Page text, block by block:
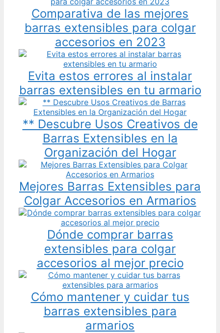
Comparativa de las mejores
barras extensibles para colgar
accesorios en 2023
Evita estos errores al instalar
barras extensibles en tu armario
** Descubre Usos Creativos de
Barras Extensibles en la
Organización del Hogar
Mejores Barras Extensibles para
Colgar Accesorios en Armarios
Dónde comprar barras
extensibles para colgar
accesorios al mejor precio
Cómo mantener y cuidar tus
barras extensibles para
armarios